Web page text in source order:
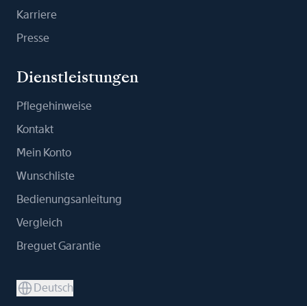
Karriere
Presse
Dienstleistungen
Pflegehinweise
Kontakt
Mein Konto
Wunschliste
Bedienungsanleitung
Vergleich
Breguet Garantie
Deutsch